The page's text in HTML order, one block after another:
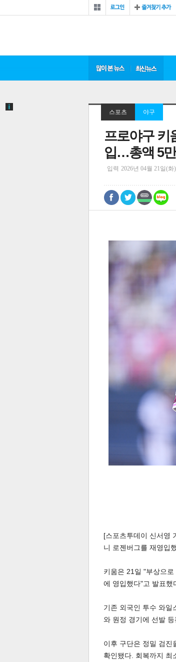
로그 즐겨찾기
최신 뉴스
스포츠 야구
프로야구 키
입…총액 5
입력 2026년 04월 21일(화
0
[스포츠투데이 신서영
니 로젠버그를 재영입
키움은 21일 "부상으
에 영입했다"고 발표했
기존 외국인 투수 와일
와 원정 경기에 선발
이후 구단은 정밀 검진
확인됐다. 회복까지 최